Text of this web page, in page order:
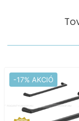
-17% AKCIÓ